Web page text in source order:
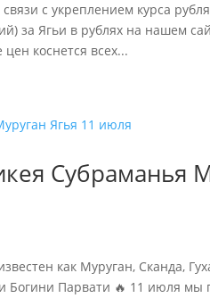
с укреплением курса
за Ягьи в рублях на нашем
коснется всех...
Субраманья
известен как Муруган, Сканда,
Богини Парвати 🔥 11 июля мы